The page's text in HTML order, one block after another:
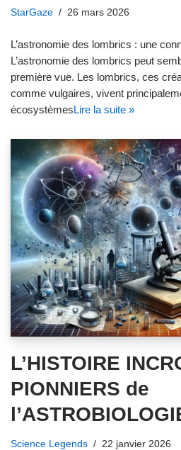
StarGaze 26 mars 2026
L’astronomie des lombrics : une
L’astronomie des lombrics peut
première vue. Les lombrics, ces
comme vulgaires, vivent
écosystèmesLire la suite »
L’HISTOIRE
PIONNIERS de
Science Legends 22 janvier 2026